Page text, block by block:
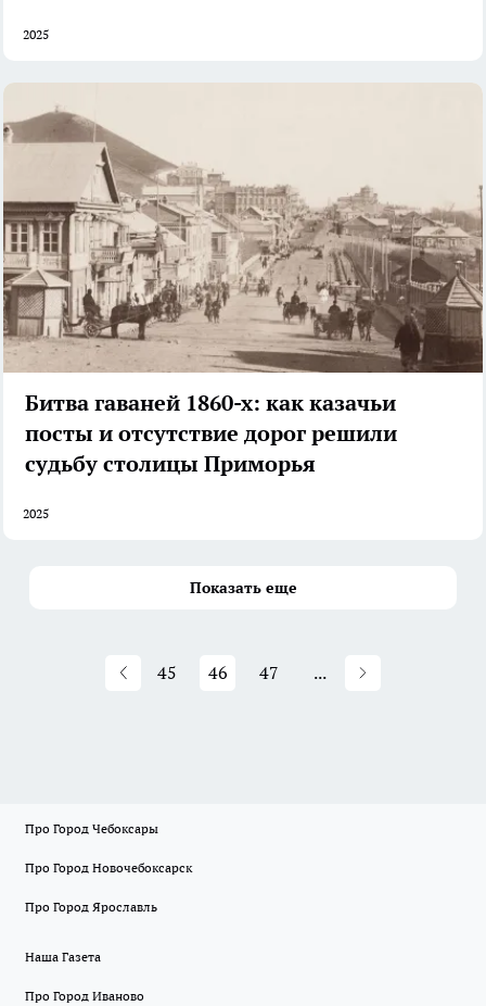
2025
Битва гаваней 1860-х: как казачьи
посты и отсутствие дорог решили
судьбу столицы Приморья
2025
Показать еще
45 46 47 ...
Про Город Чебоксары
Про Город Новочебоксарск
Про Город Ярославль
Наша Газета
Про Город Иваново